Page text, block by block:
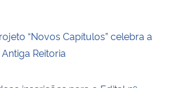
“Novos Capítulos” celebra a
Reitoria